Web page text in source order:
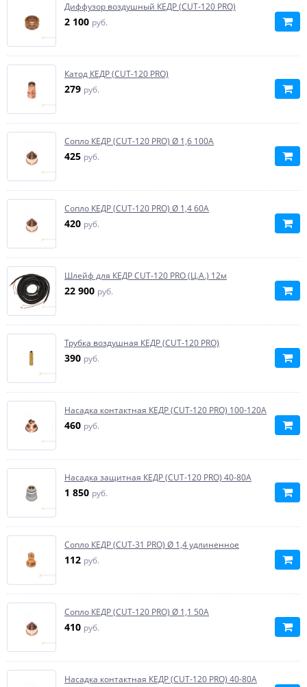
Диффузор воздушный КЕДР (CUT-120 PRO)
2 100 руб.
Катод КЕДР (CUT-120 PRO)
279 руб.
Сопло КЕДР (CUT-120 PRO) Ø 1,6 100А
425 руб.
Сопло КЕДР (CUT-120 PRO) Ø 1,4 60А
420 руб.
Шлейф для КЕДР CUT-120 PRO (Ц.А.) 12м
22 900 руб.
Трубка воздушная КЕДР (CUT-120 PRO)
390 руб.
Насадка контактная КЕДР (CUT-120 PRO) 100-120А
460 руб.
Насадка защитная КЕДР (CUT-120 PRO) 40-80А
1 850 руб.
Сопло КЕДР (CUT-31 PRO) Ø 1,4 удлиненное
112 руб.
Сопло КЕДР (CUT-120 PRO) Ø 1,1 50А
410 руб.
Насадка контактная КЕДР (CUT-120 PRO) 40-80А